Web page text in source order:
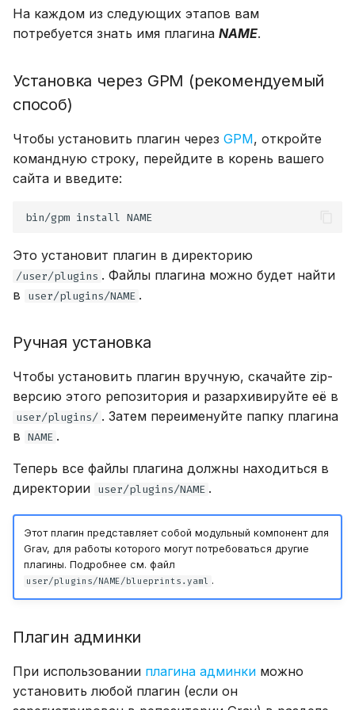
и
я
с
к
Обновление Grav и
плагинов
Таксономия
Маршрутизация
Мультиязычность
Типы контента
Менеджер активов
Кастомизация
Безопасность
Сервис
Расширение админки
Как сделать отправку
через Ajax
Приоритезация
плагинов
Планировщик
Разработка Grav
Изменение URL-
адреса сайта
Установка VPS на Ubuntu
Локальная разработка с
Развёртывание с
помощью Git
Тестовый хостинг со
сервером PHP
Подсистема Windows для
Разрешения
Проблемы с прокси
Раскрытие папки `user`
На каждом из следующих этапов вам
потребуется знать имя плагина NAME.
Установка через GPM (рекомендуемый
способ)
Чтобы установить плагин через GPM, откройте
командную строку, перейдите в корень вашего
сайта и введите:
bin/gpm install
Это установит плагин в директорию
/user/plugins . Файлы плагина можно будет найти
в
user/plugins/NAME .
Ручная установка
Чтобы установить плагин вручную, скачайте zip-
версию этого репозитория и разархивируйте её в
user/plugins/ . Затем переименуйте папку плагина
в NAME .
Теперь все файлы плагина должны находиться в
директории user/plugins/NAME .
Этот плагин представляет собой модульный компонент для
Grav, для работы которого могут потребоваться другие
плагины. Подробнее см. файл
user/plugins/NAME/blueprints.yaml .
Плагин админки
При использовании плагина админки можно
установить любой плагин (если он